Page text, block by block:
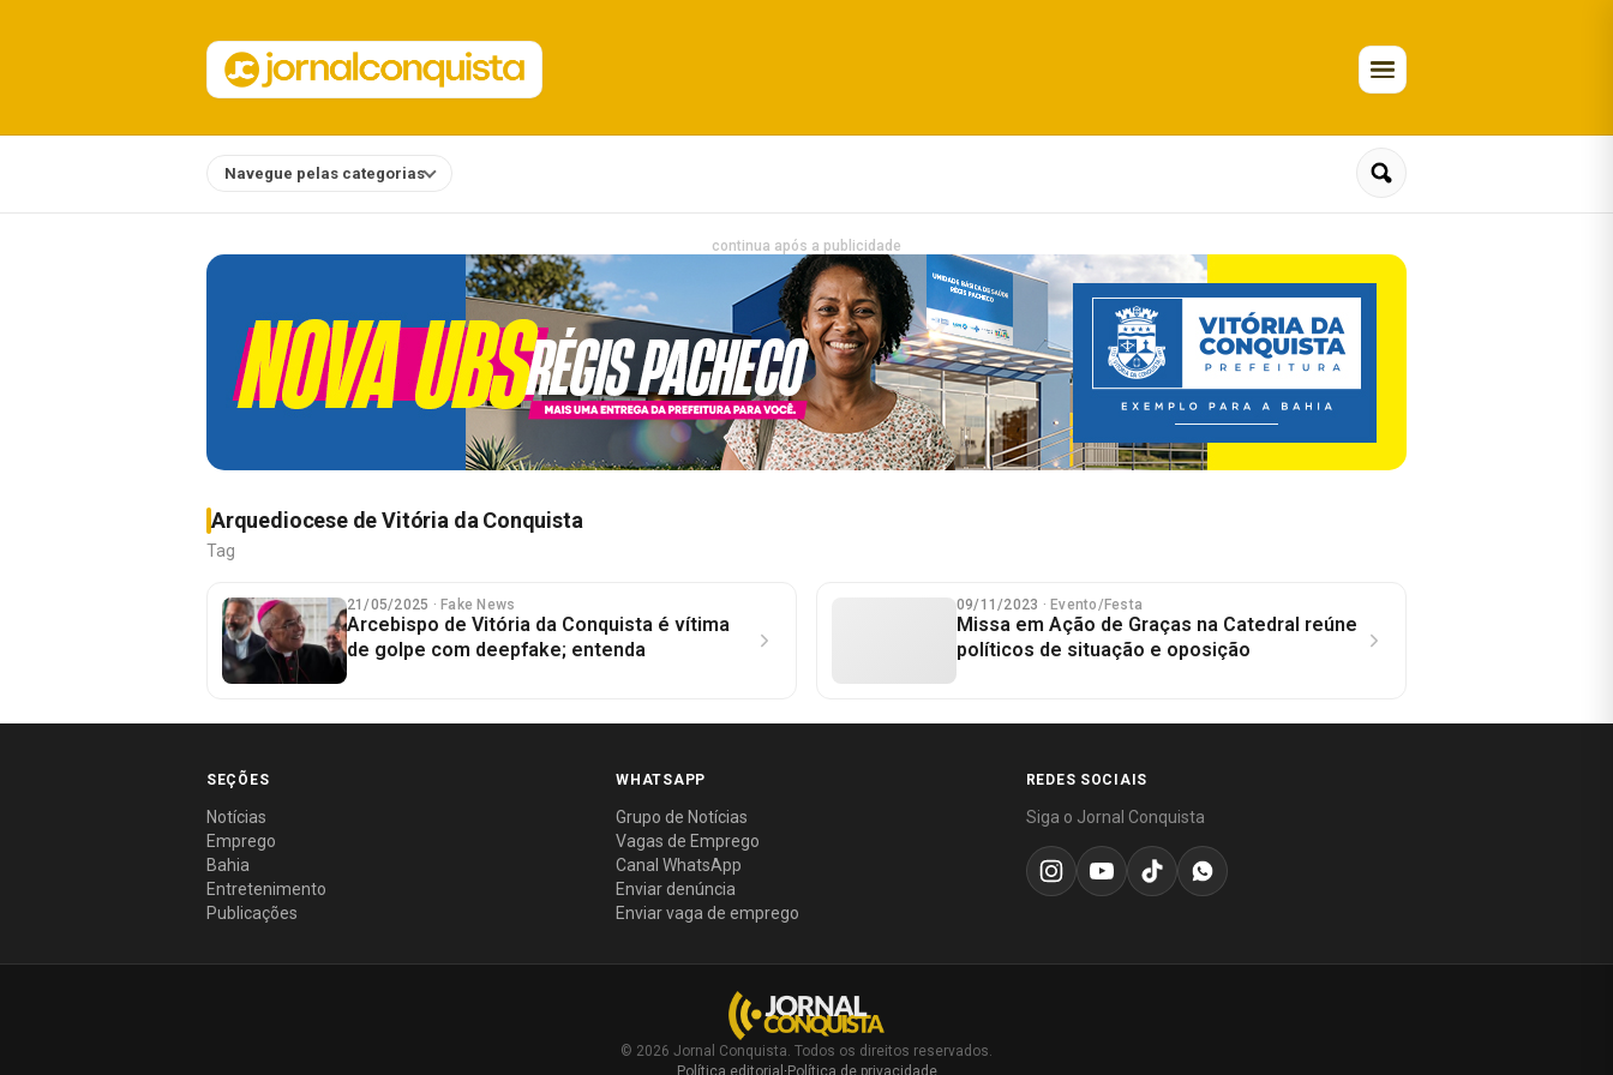
Navegue pelas categorias
continua após a publicidade
Arquediocese de Vitória da Conquista
Tag
21/05/2025 · Fake News
Arcebispo de Vitória da Conquista é vítima
de golpe com deepfake; entenda
09/11/2023 · Evento/Festa
Missa em Ação de Graças na Catedral reúne
políticos de situação e oposição
SEÇÕES
Notícias
Emprego
Bahia
Entretenimento
Publicações
WHATSAPP
Grupo de Notícias
Vagas de Emprego
Canal WhatsApp
Enviar denúncia
Enviar vaga de emprego
REDES SOCIAIS
Siga o Jornal Conquista
© 2026 Jornal Conquista. Todos os direitos reservados.
Política editorial · Política de privacidade